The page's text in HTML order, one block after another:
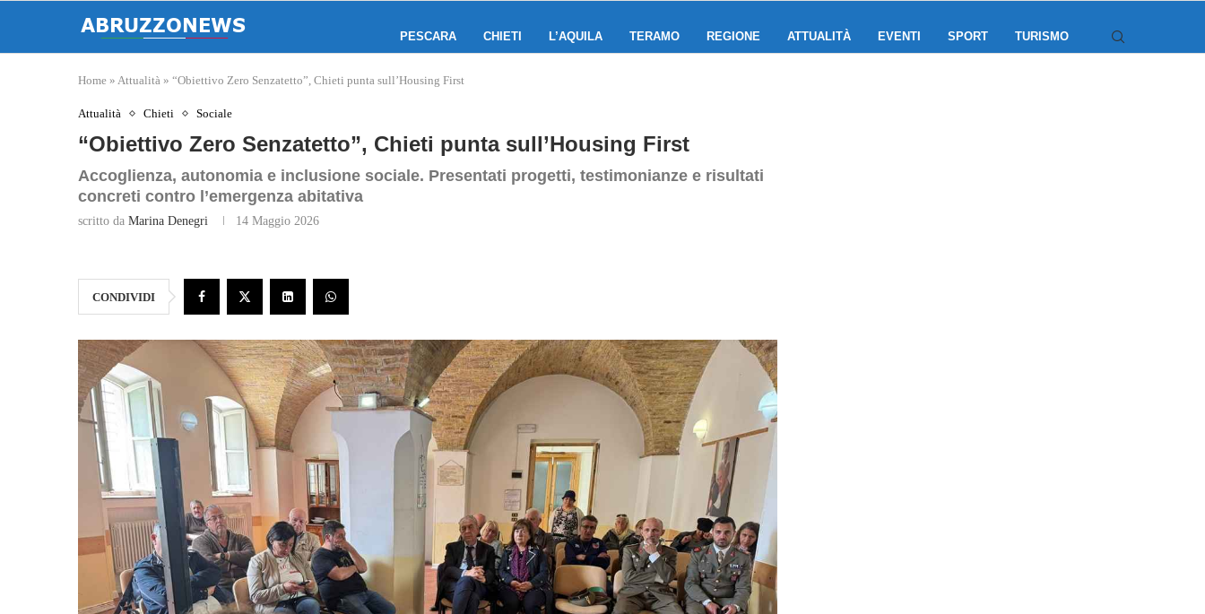
PESCARA CHIETI L’AQUILA TERAMO REGIONE ATTUALITÀ EVENTI SPORT TURISMO
Home » Attualità » “Obiettivo Zero Senzatetto”, Chieti punta sull’Housing First
Attualità Chieti Sociale
“Obiettivo Zero Senzatetto”, Chieti punta sull’Housing First
Accoglienza, autonomia e inclusione sociale. Presentati progetti, testimonianze e risultati
concreti contro l’emergenza abitativa
scritto da Marina Denegri 14 Maggio 2026
CONDIVIDI